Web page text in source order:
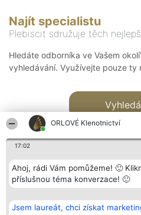
ORLOVÉ Klenotnictví
17:02
Ahoj, rádi Vám pomůžeme! 🙂
příslušnou téma konverzace! 🙂
Jsem laureát, chci získat
Najít specialistu
Plebiscit sdružuje těch
Hledáte odborníka ve Vašem
vyhledávání. Využívejte pouze ty
Bright Side Solutions sp. z o.
o. sp. k.
Vítězové
Seznam